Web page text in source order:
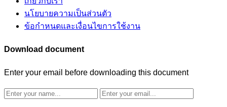
นโยบายความเป็นส่วนตัว
ข้อกำหนดและเงื่อนไขการใช้งาน
Download document
Enter your email before downloading this document